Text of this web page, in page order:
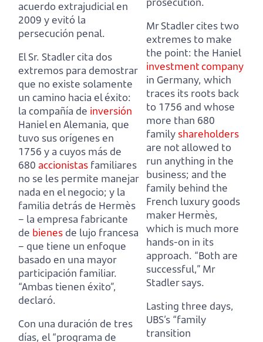
acuerdo extrajudicial en
2009 y evitó la
persecución penal.
El Sr. Stadler cita dos
extremos para demostrar
que no existe solamente
un camino hacia el éxito:
la compañía de inversión
Haniel en Alemania, que
tuvo sus orígenes en
1756 y a cuyos más de
680 accionistas familiares
no se les permite manejar
nada en el negocio; y la
familia detrás de Hermès
– la empresa fabricante
de bienes de lujo francesa
– que tiene un enfoque
basado en una mayor
participación familiar.
“Ambas tienen éxito”,
declaró.
Con una duración de tres
días, el “programa de
Mr Stadler cites two
extremes to make
the point: the Haniel
investmentcompany
in Germany, which
traces its roots back
to 1756 and whose
more than 680
family shareholders
are not allowed to
run anything in the
business; and the
family behind the
French luxury goods
maker Hermès,
which is much more
hands-on in its
approach. “Both are
successful,” Mr
Stadler says.
Lasting three days,
UBS’s “family
transition